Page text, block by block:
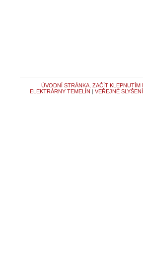
ÚVODNÍ STRÁNKA, ZAČÍT KLEPNUTÍM
ELEKTRÁRNY TEMELÍN | VEŘEJNÉ